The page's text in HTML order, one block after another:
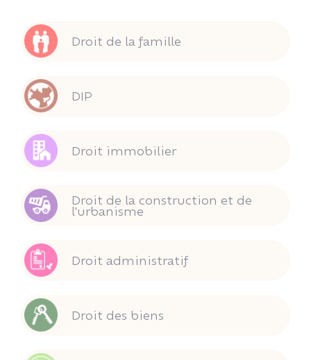
Droit de la famille
DIP
Droit immobilier
Droit de la construction et de
l'urbanisme
Droit administratif
Droit des biens